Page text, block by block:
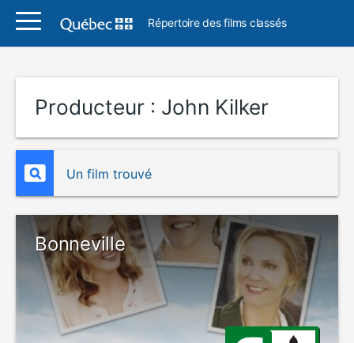
Répertoire des films classés
Producteur : John Kilker
Un film trouvé
Bonneville